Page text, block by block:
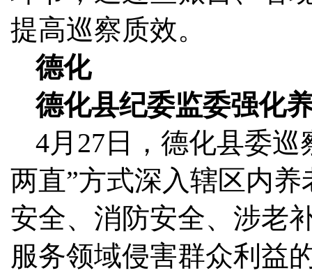
提高巡察质效。
德化
德化县纪委监委强化
4月27日，德化县委
两直”方式深入辖区内
安全、消防安全、涉老
服务领域侵害群众利益